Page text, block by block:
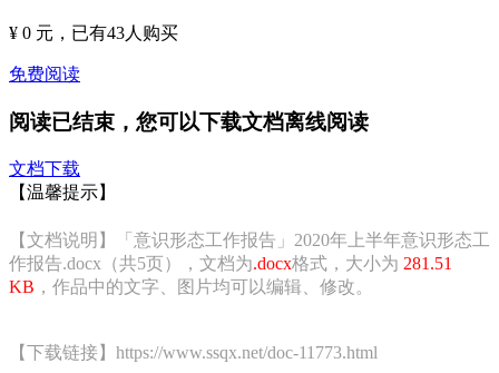
¥ 0 元 ，已有43人购买
免费阅读
阅读已结束，您可以下载文档离线阅读
文档下载
【温馨提示】
【文档说明】「意识形态工作报告」2020年上半年意识形态工
作报告.docx（共5页），文档为.docx格式，大小为 281.51
KB ，作品中的文字、图片均可以编辑、修改。
【下载链接】https://www.ssqx.net/doc-11773.html